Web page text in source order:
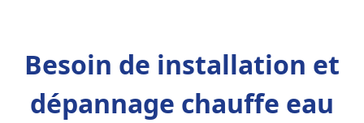
Besoin de installation et
dépannage chauffe eau